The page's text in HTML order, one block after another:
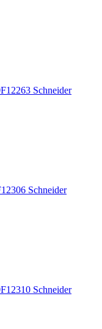
Schneider
Schneider
Schneider